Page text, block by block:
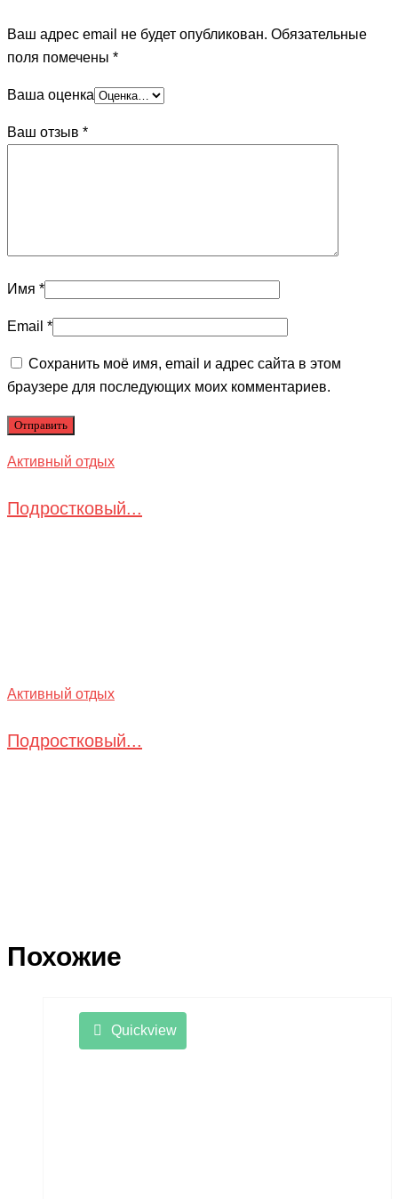
Ваш адрес email не будет опубликован. Обязательные
поля помечены *
Ваша оценка
Ваш отзыв *
Имя *
Email *
Сохранить моё имя, email и адрес сайта в этом
браузере для последующих моих комментариев.
Активный отдых
Подростковый...
Активный отдых
Подростковый...
Похожие
Quickview